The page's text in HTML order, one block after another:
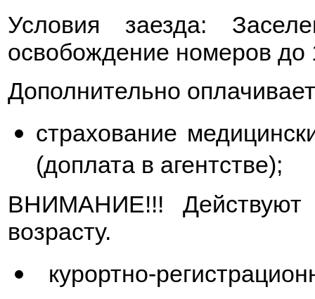
Условия заезда:
освобождение номеров до
Дополнительно
страхование
(доплата в агентстве);
ВНИМАНИЕ!!!
возрасту.
курортно-